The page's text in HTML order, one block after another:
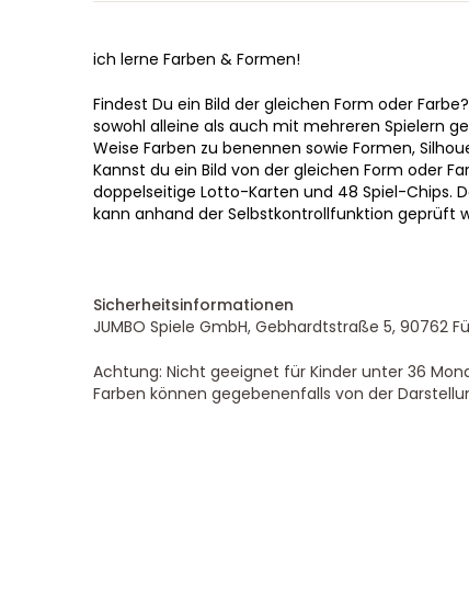
ich lerne Farben & Formen!
Findest Du ein Bild der gleichen Form oder
sowohl alleine als auch mit mehreren Spielern
Weise Farben zu benennen sowie Formen,
Kannst du ein Bild von der gleichen Form oder
doppelseitige Lotto-Karten und 48 Spiel-Chips.
kann anhand der Selbstkontrollfunktion geprüft
Sicherheitsinformationen
JUMBO Spiele GmbH, Gebhardtstraße 5, 90762
Achtung: Nicht geeignet für Kinder unter 36
Farben können gegebenenfalls von der